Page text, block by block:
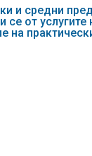
и средни
се от услугите
на